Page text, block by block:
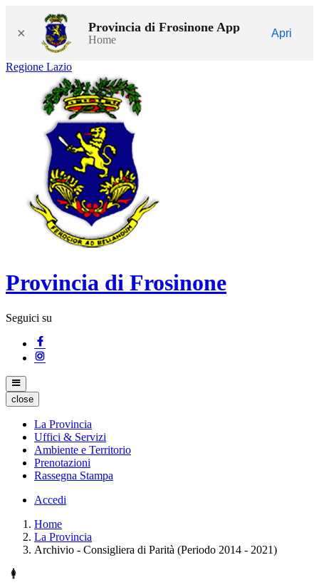
× Provincia di Frosinone App
Home
Apri
Regione Lazio
Provincia di Frosinone
Seguici su
close
La Provincia
Uffici & Servizi
Ambiente e Territorio
Prenotazioni
Rassegna Stampa
Accedi
Home
La Provincia
Archivio - Consigliera di Parità (Periodo 2014 - 2021)